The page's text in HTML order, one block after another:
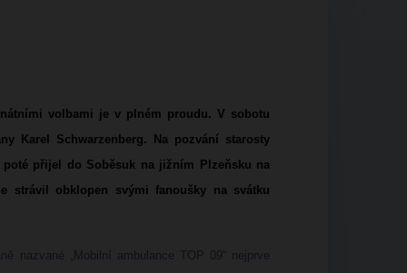
volbami je v plném proudu. V sobotu
Karel Schwarzenberg. Na pozvání starosty
poté přijel do Soběsuk na jižním Plzeňsku na
strávil obklopen svými fanoušky na svátku
nazvané „Mobilní ambulance TOP 09“ nejprve